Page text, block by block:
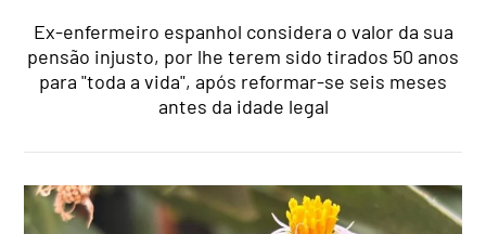
Ex-enfermeiro espanhol considera o valor da sua
pensão injusto, por lhe terem sido tirados 50 anos
para "toda a vida", após reformar-se seis meses
antes da idade legal